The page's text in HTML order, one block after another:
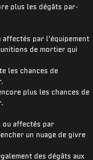
plus les dégâts par-
affectés par l'équipement
de mortier qui
les chances de
plus les chances de
ou affectés par
un nuage de givre
des dégâts aux